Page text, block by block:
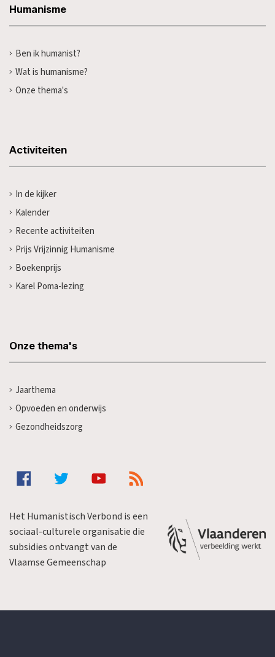
Humanisme
Ben ik humanist?
Wat is humanisme?
Onze thema's
Activiteiten
In de kijker
Kalender
Recente activiteiten
Prijs Vrijzinnig Humanisme
Boekenprijs
Karel Poma-lezing
Onze thema's
Jaarthema
Opvoeden en onderwijs
Gezondheidszorg
Het Humanistisch Verbond is een
sociaal-culturele organisatie die
subsidies ontvangt van de
Vlaamse Gemeenschap